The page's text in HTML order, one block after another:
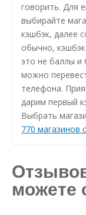
говорить. Для
выбирайте
кэшбэк, далее
обычно,
это не баллы и
можно
телефона.
дарим первый
Выбрать
770 магазинов
можете